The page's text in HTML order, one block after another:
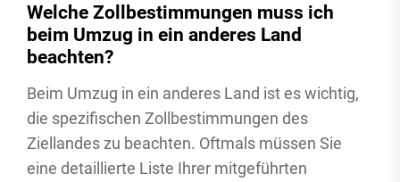
Welche Zollbestimmungen muss ich
beim Umzug in ein anderes Land
beachten?
Beim Umzug in ein anderes Land ist es wichtig,
die spezifischen Zollbestimmungen des
Ziellandes zu beachten. Oftmals müssen Sie
eine detaillierte Liste Ihrer mitgeführten